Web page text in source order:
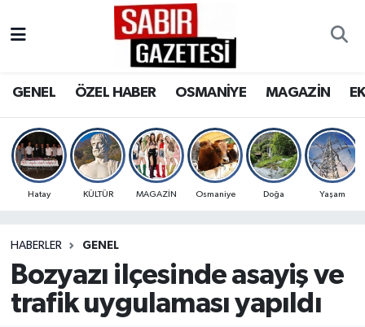
GENEL ÖZEL HABER OSMANİYE MAGAZİN
Hatay KÜLTÜR MAGAZİN Osmaniye Doğa Yaşam
HABERLER GENEL
Bozyazı ilçesinde asayiş ve
trafik uygulaması yapıldı
OSMANİYE
MAGAZİN
SPOR
RESMİ İLANLAR
Osmaniye Nöbetçi Eczaneler
Osmaniye Trafik Yoğunluk Haritası
Süper Lig Puan Durumu ve Fikstür
Son Dakika Haberleri
Haber Arşivi